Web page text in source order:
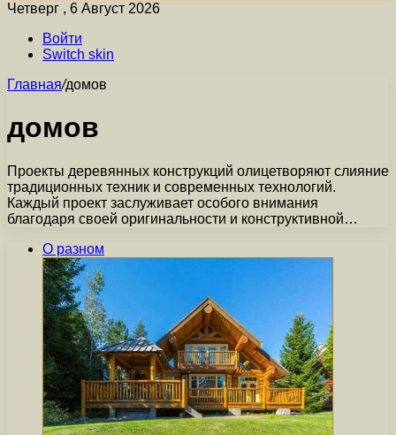
Четверг , 6 Август 2026
Войти
Switch skin
Главная/домов
домов
Проекты деревянных конструкций олицетворяют слияние
традиционных техник и современных технологий.
Каждый проект заслуживает особого внимания
благодаря своей оригинальности и конструктивной…
О разном